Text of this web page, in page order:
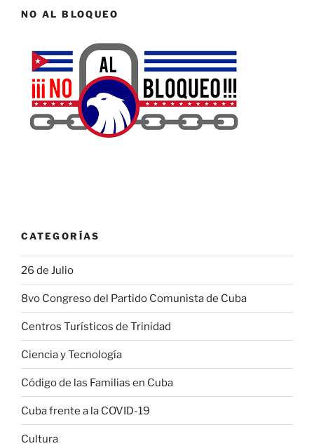
NO AL BLOQUEO
CATEGORÍAS
26 de Julio
8vo Congreso del Partido Comunista de Cuba
Centros Turísticos de Trinidad
Ciencia y Tecnología
Código de las Familias en Cuba
Cuba frente a la COVID-19
Cultura